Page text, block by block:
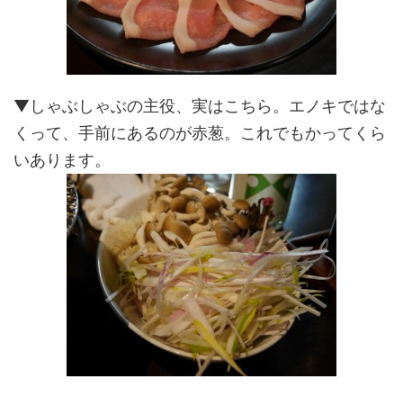
▼しゃぶしゃぶの主役、実はこちら。エノキではな
くって、手前にあるのが赤葱。これでもかってくら
いあります。